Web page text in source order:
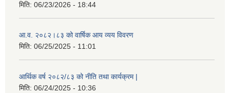
मिति: 06/23/2026 - 18:44
आ.व. २०८२।८३ को वार्षिक आय व्यय विवरण
मिति: 06/25/2025 - 11:01
आर्थिक वर्ष २०८२/८३ को नीति तथा कार्यक्रम |
मिति: 06/24/2025 - 10:36